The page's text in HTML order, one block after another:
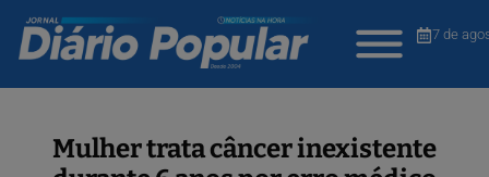
7 de
Mulher trata câncer inexistente